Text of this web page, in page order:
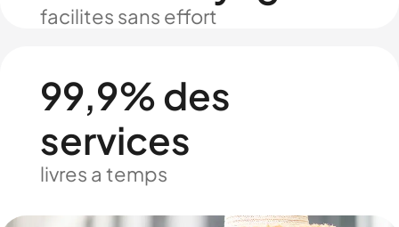
facilites sans effort
99,9% des
services
livres a temps